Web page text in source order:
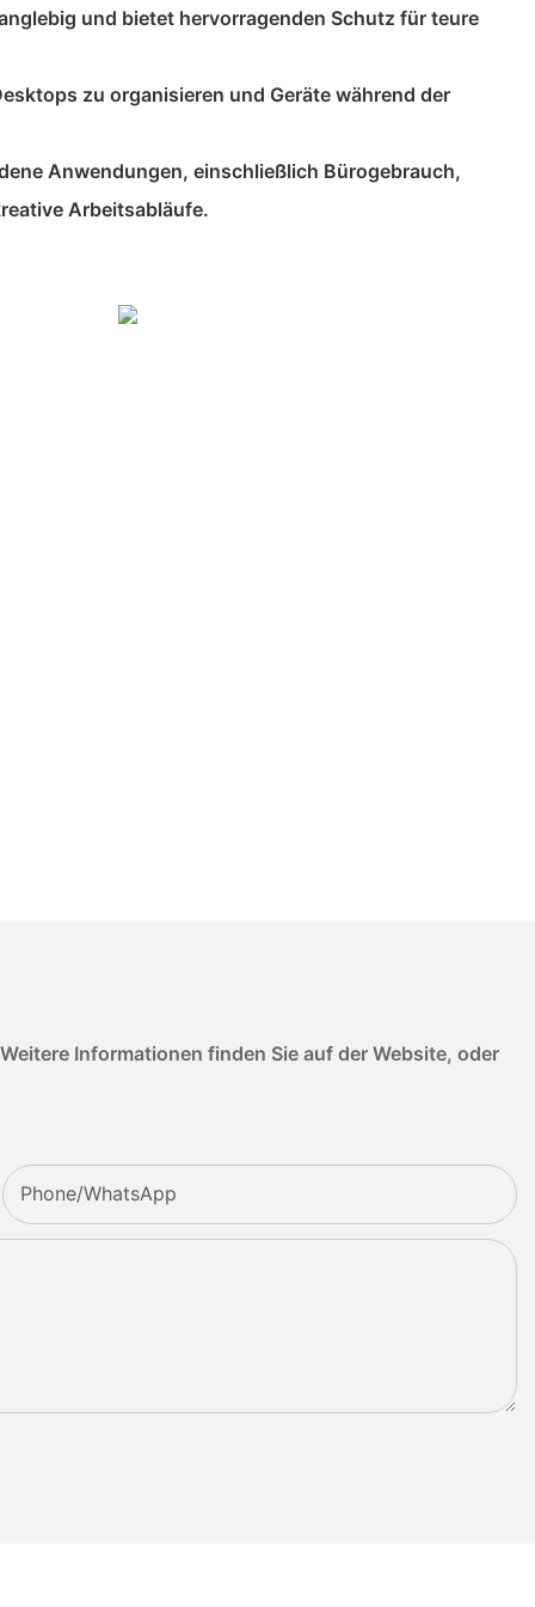
und bietet hervorragenden Schutz für teure
zu organisieren und Geräte während der
Anwendungen, einschließlich Bürogebrauch,
Arbeitsabläufe.
Informationen finden Sie auf der Website, oder
Phone/whatsApp